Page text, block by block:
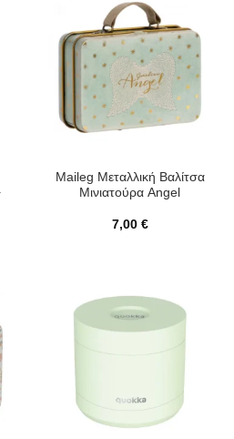
Maileg Μεταλλική Βαλίτσα
Μινιατούρα Angel
7,00 €